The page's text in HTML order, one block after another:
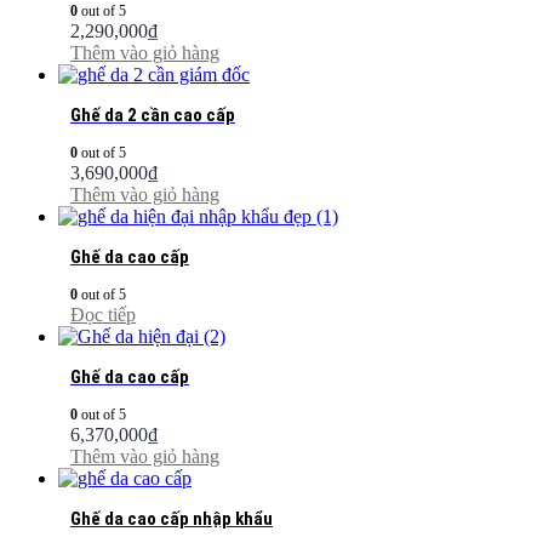
0 out of 5
2,290,000₫
Thêm vào giỏ hàng
Ghế da 2 cần cao cấp
0 out of 5
3,690,000₫
Thêm vào giỏ hàng
Ghế da cao cấp
0 out of 5
Đọc tiếp
Ghế da cao cấp
0 out of 5
6,370,000₫
Thêm vào giỏ hàng
Ghế da cao cấp nhập khẩu